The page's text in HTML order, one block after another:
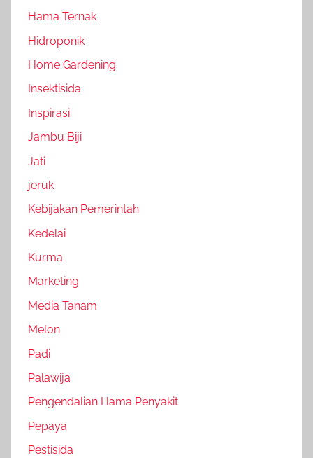
Hama Ternak
Hidroponik
Home Gardening
Insektisida
Inspirasi
Jambu Biji
Jati
jeruk
Kebijakan Pemerintah
Kedelai
Kurma
Marketing
Media Tanam
Melon
Padi
Palawija
Pengendalian Hama Penyakit
Pepaya
Pestisida